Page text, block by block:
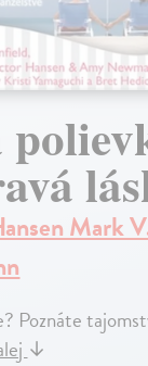
Mark
Poznáte
↓